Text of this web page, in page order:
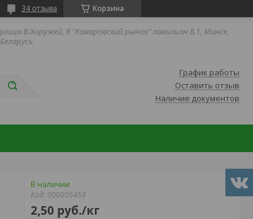
Корзина
34 отзыва
улица В.Хоружей, 8 "Комаровский рынок" павильон 8.1, Минск,
Беларусь
График работы
Оставить отзыв
Наличие документов
В наличии
Код: 000005458
2,50 руб./кг